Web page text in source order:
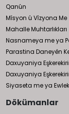
Qanûn
Mîsyon û Vîzyona Me
Mahalle Muhtarlıkları
Nasnameya me ya
Parastina Daneyên
Daxuyaniya
Daxuyaniya
Siyaseta me ya
Dökümanlar